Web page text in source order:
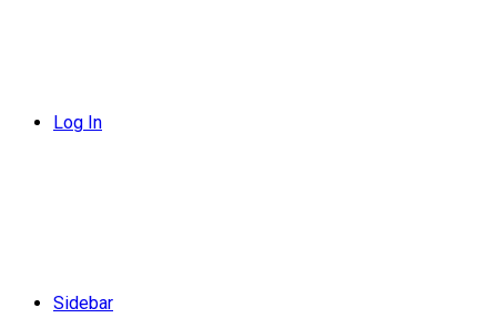
Log In
Sidebar